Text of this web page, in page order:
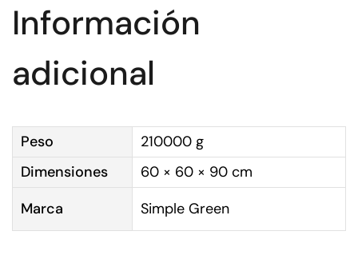
Información
adicional
Peso
210000 g
Dimensiones
60 × 60 × 90 cm
Marca
Simple Green